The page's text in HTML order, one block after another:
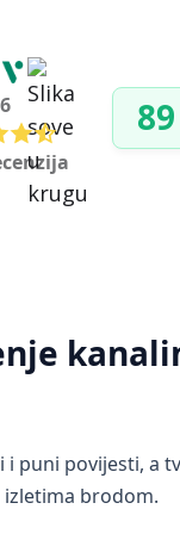
puni povijesti, a
brodom.